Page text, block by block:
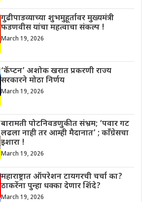
गुढीपाडव्याच्या शुभमुहूर्तावर मुख्यमंत्री
फडणवीस यांचा महत्वाचा संकल्प !
March 19, 2026
‘कॅप्टन’ अशोक खरात प्रकरणी राज्य
सरकारने मोठा निर्णय
March 19, 2026
बारामती पोटनिवडणुकीत संभ्रम; ‘पवार गट
लढला नाही तर आम्ही मैदानात’ ; काँग्रेसचा
इशारा !
March 19, 2026
महाराष्ट्रात ऑपरेशन टायगरची चर्चा का?
ठाकरेंना पुन्हा धक्का देणार शिंदे?
March 19, 2026